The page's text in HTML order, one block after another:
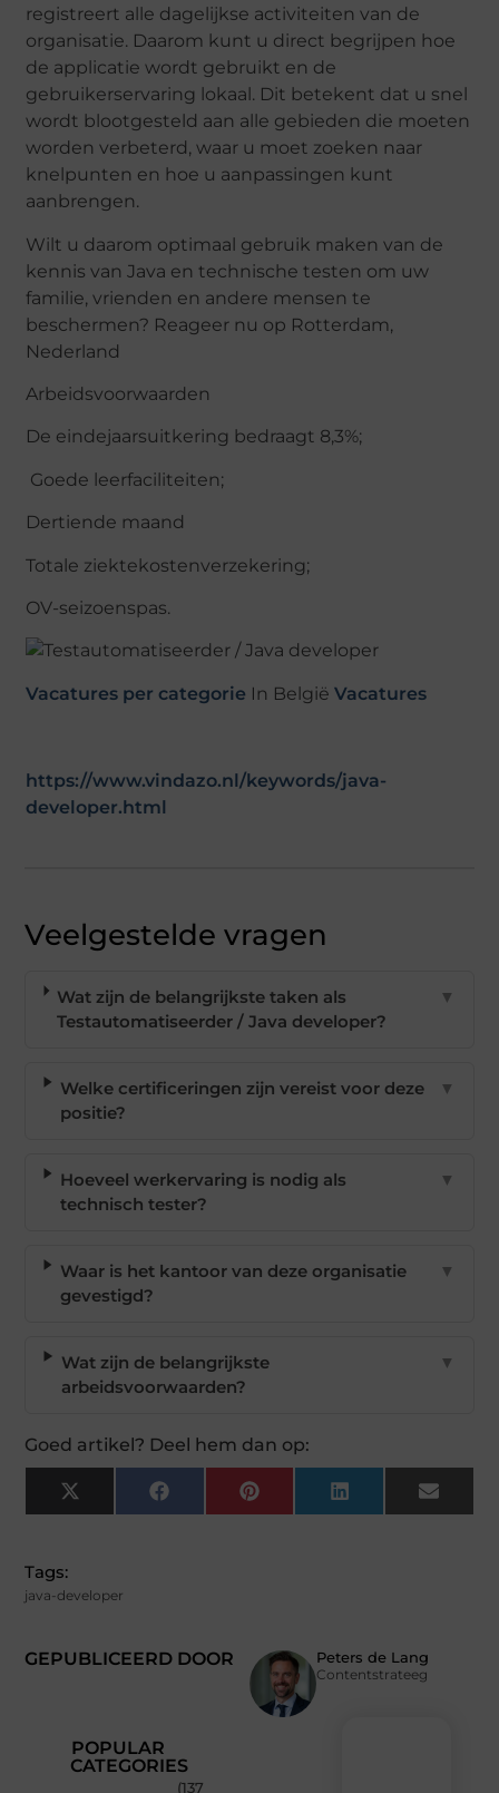
registreert alle dagelijkse activiteiten van de
organisatie. Daarom kunt u direct begrijpen hoe
de applicatie wordt gebruikt en de
gebruikerservaring lokaal. Dit betekent dat u snel
wordt blootgesteld aan alle gebieden die moeten
worden verbeterd, waar u moet zoeken naar
knelpunten en hoe u aanpassingen kunt
aanbrengen.
Wilt u daarom optimaal gebruik maken van de
kennis van Java en technische testen om uw
familie, vrienden en andere mensen te
beschermen? Reageer nu op Rotterdam,
Nederland
Arbeidsvoorwaarden
De eindejaarsuitkering bedraagt ​​8,3%;
Goede leerfaciliteiten;
Dertiende maand
Totale ziektekostenverzekering;
OV-seizoenspas.
Vacatures per categorie In BelgiëVacatures
https://www.vindazo.nl/keywords/java-
developer.html
Veelgestelde vragen
Wat zijn de belangrijkste taken als
Testautomatiseerder / Java developer?
▼
Welke certificeringen zijn vereist voor deze
positie?
▼
Hoeveel werkervaring is nodig als
technisch tester?
▼
Waar is het kantoor van deze organisatie
gevestigd?
▼
Wat zijn de belangrijkste
arbeidsvoorwaarden?
▼
Goed artikel? Deel hem dan op:
X
(Twitter)
FacebookPinterest LinkedIn Email
GEPUBLICEERD DOOR Peters de Lang
Contentstrateeg
Tags:
java-developer
POPULAR
CATEGORIES
(137